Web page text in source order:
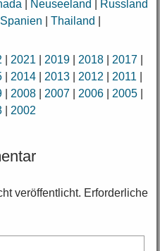
Neuseeland
Russland
Spanien Thailand
2021 2019| 2018| 2017|
| 2014| 2013| 2012 2011
| 2008| 2007| 2006| 2005|
| 2002
veröffentlicht. Erforderliche